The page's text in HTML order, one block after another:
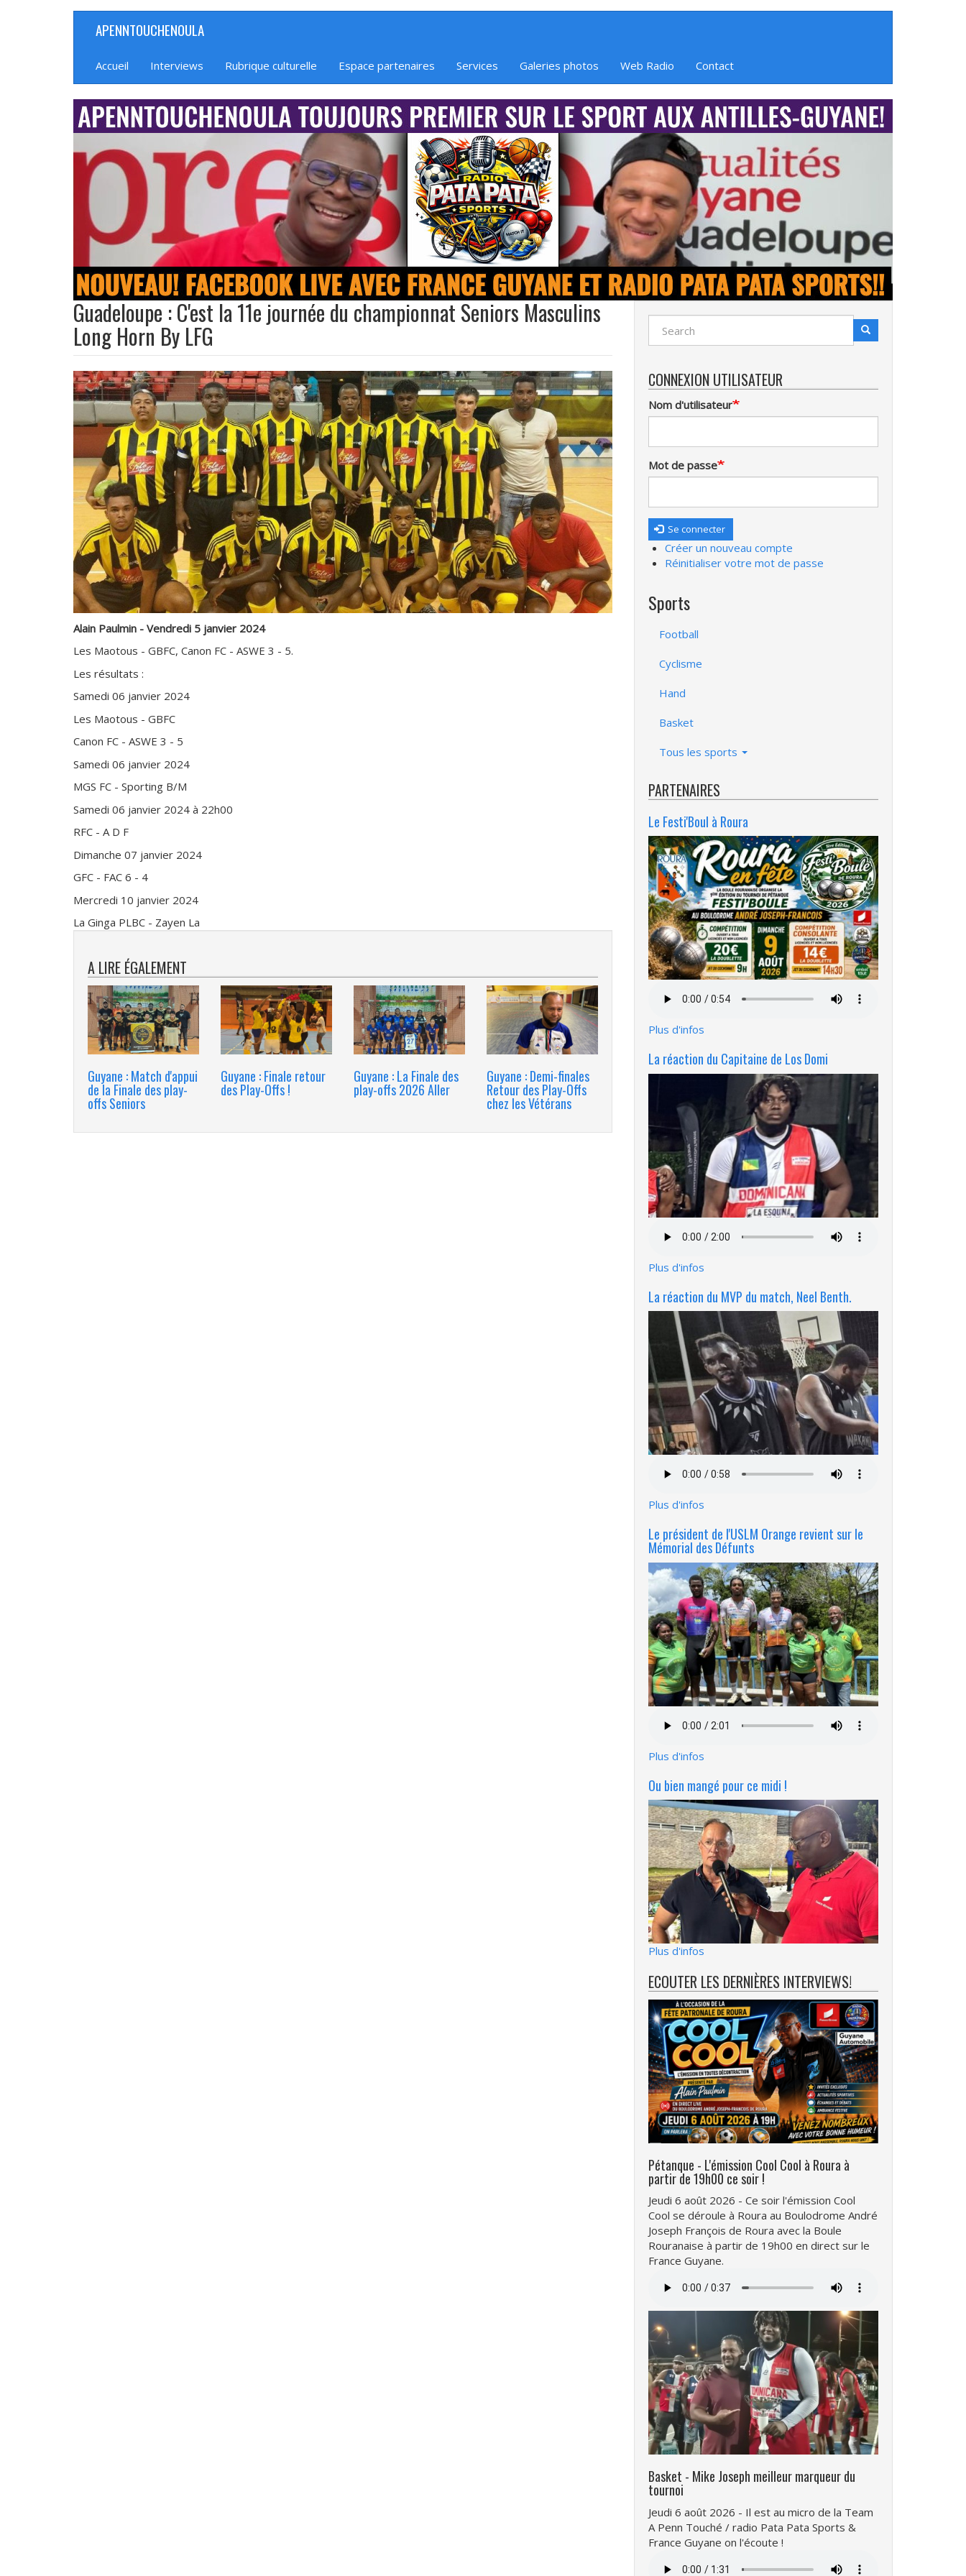
APENNTOUCHENOULA
Navigation
Accueil Interviews Rubrique culturelle Espace partenaires Services Galeries photos Web Radio Contact
banniere_img
Guadeloupe : C'est la 11e journée du championnat Seniors Masculins
Long Horn By LFG
Alain Paulmin - Vendredi 5 janvier 2024
Les Maotous - GBFC, Canon FC - ASWE 3 - 5.
Les résultats :
Samedi 06 janvier 2024
Les Maotous - GBFC
Canon FC - ASWE 3 - 5
Samedi 06 janvier 2024
MGS FC - Sporting B/M
Samedi 06 janvier 2024 à 22h00
RFC - A D F
Dimanche 07 janvier 2024
GFC - FAC 6 - 4
Mercredi 10 janvier 2024
La Ginga PLBC - Zayen La
A LIRE ÉGALEMENT
Guyane : Match d'appui
de la Finale des play-
offs Seniors
Guyane : Finale retour
des Play-Offs !
Guyane : La Finale des
play-offs 2026 Aller
Guyane : Demi-finales
Retour des Play-Offs
chez les Vétérans
Recherche Search
CONNEXION UTILISATEUR
Nom d'utilisateur
Mot de passe
Se connecter
Créer un nouveau compte
Réinitialiser votre mot de passe
Sports
Football
Cyclisme
Hand
Basket
Tous les sports
PARTENAIRES
Le Festi'Boul à Roura
audio
Plus d'infos
La réaction du Capitaine de Los Domi
audio
Plus d'infos
La réaction du MVP du match, Neel Benth.
audio
Plus d'infos
Le président de l'USLM Orange revient sur le
Mémorial des Défunts
audio
Plus d'infos
Ou bien mangé pour ce midi !
Plus d'infos
ECOUTER LES DERNIÈRES INTERVIEWS!
Pétanque - L'émission Cool Cool à Roura à
partir de 19h00 ce soir !
Jeudi 6 août 2026 - Ce soir l'émission Cool
Cool se déroule à Roura au Boulodrome André
Joseph François de Roura avec la Boule
Rouranaise à partir de 19h00 en direct sur le
France Guyane.
audio
Basket - Mike Joseph meilleur marqueur du
tournoi
Jeudi 6 août 2026 - Il est au micro de la Team
A Penn Touché / radio Pata Pata Sports &
France Guyane on l'écoute !
audio